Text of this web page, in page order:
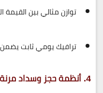
توازن مثالي بينالقيمة
ترافيك يومي ثابت يضمن
4. أنظمة حجز وسداد مرنة